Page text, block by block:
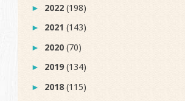
► 2022(198)
► 2021(143)
► 2020(70)
► 2019(134)
► 2018(115)